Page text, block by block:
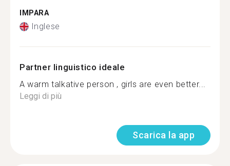
IMPARA
Inglese
Partner linguistico ideale
A warm talkative person , girls are even better...
Leggi di più
Scarica la app